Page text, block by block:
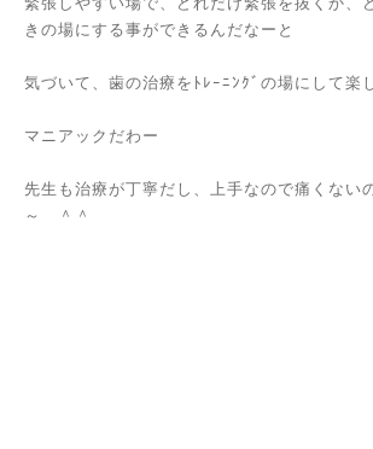
きの場にする事ができるんだなーと
気づいて、歯の治療をﾄﾚｰﾆﾝｸﾞの場にして楽
マニアックだわー
先生も治療が丁寧だし、上手なので痛くない
～ ＾＾